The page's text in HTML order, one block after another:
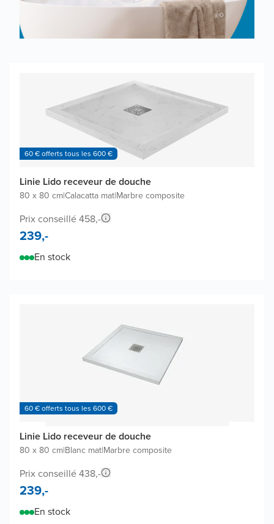
60 € offerts tous les 600 €
Linie Lido receveur de douche
80 x 80 cm|Calacatta mat|Marbre composite
Prix conseillé 458,-
239,-
En stock
60 € offerts tous les 600 €
Linie Lido receveur de douche
80 x 80 cm|Blanc mat|Marbre composite
Prix conseillé 438,-
239,-
En stock